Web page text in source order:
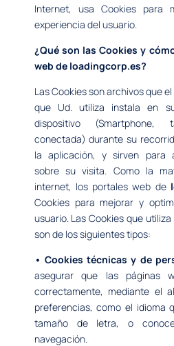
Internet, usa Cookies para
experiencia del usuario.
¿Qué son las Cookies y
web de loadingcorp.es?
Las Cookies son archivos que
que Ud. utiliza instala en
dispositivo
conectada) durante su
la aplicación, y sirven para
sobre su visita. Como la
internet, los portales web de
Cookies para mejorar y
usuario. Las Cookies que
son de los siguientes tipos:
• Cookies técnicas y de
asegurar que las páginas
correctamente, mediante el
preferencias, como el idioma
tamaño de letra, o
navegación.